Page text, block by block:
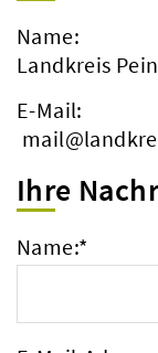
Name:
Landkreis
E-Mail:
Ihre
Name:*